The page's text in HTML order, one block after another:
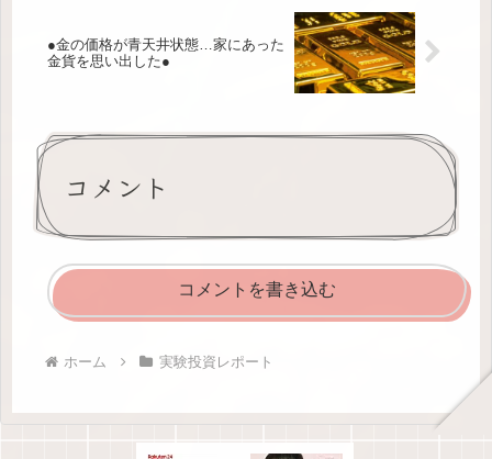
●金の価格が青天井状態…家にあった
金貨を思い出した●
コメント
コメントを書き込む
ホーム 実験投資レポート